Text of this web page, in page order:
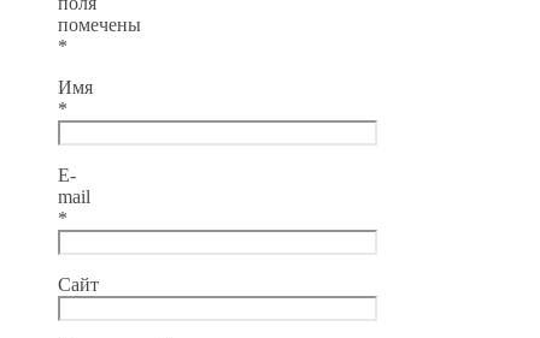
помечены
*
Имя
*
E-
mail
*
Сайт